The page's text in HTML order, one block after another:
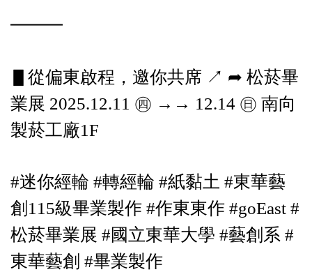
━━━
▋從偏東啟程，邀你共席 ↗︎ ➦ 松菸畢
業展 2025.12.11 ㊃ →→ 12.14 ㊐ 南向
製菸工廠1F
#迷你經輪 #轉經輪 #紙黏土 #東華藝
創115級畢業製作 #作東東作 #goEast #
松菸畢業展 #國立東華大學 #藝創系 #
東華藝創 #畢業製作